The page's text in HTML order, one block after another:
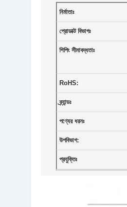
নির্মাতাঃ
প্রোডাক্ট বিভাগঃ
শিপিং সীমাবদ্ধতাঃ
RoHS:
ব্র্যান্ডঃ
পণ্যের ধরনঃ
উপবিভাগ:
প্রযুক্তিঃ